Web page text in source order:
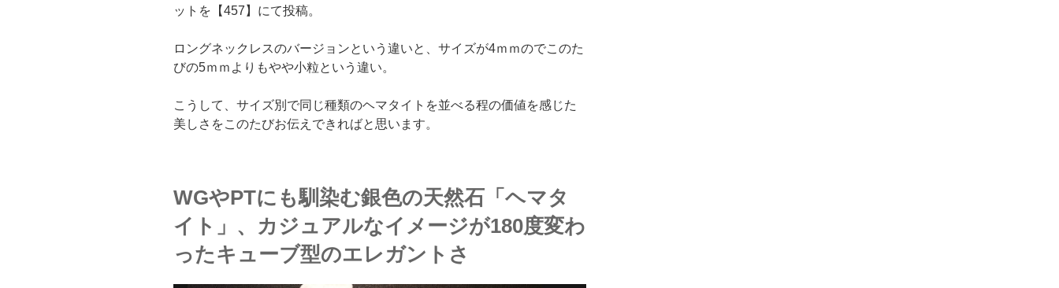
ットを【457】にて投稿。
ロングネックレスのバージョンという違いと、サイズが4ｍｍのでこのた
びの5ｍｍよりもやや小粒という違い。
こうして、サイズ別で同じ種類のヘマタイトを並べる程の価値を感じた
美しさをこのたびお伝えできればと思います。
WGやPTにも馴染む銀色の天然石「ヘマタ
イト」、カジュアルなイメージが180度変わ
ったキューブ型のエレガントさ